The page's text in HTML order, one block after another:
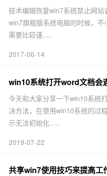
技术编辑恢复win7系统禁止网
win7旗舰版系统电脑的时候，
需要比较谨.....
2017-06-14
win10系统打开word文档会
今天和大家分享一下win10系统
决方法，在使用win10系统的过
示无法初始化.....
2019-07-22
共享win7使用技巧来提高工